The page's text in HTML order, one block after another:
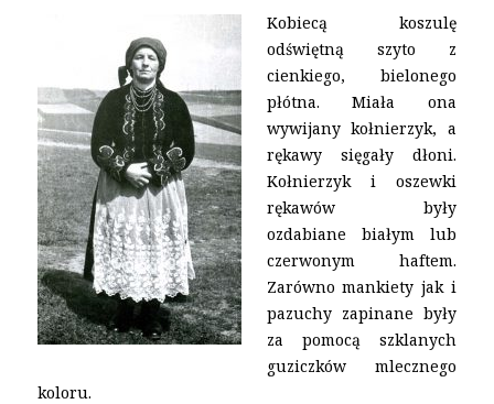
Kobiecą koszulę
odświętną szyto z
cienkiego, bielonego
płótna. Miała ona
wywijany kołnierzyk, a
rękawy sięgały dłoni.
Kołnierzyk i oszewki
rękawów były
ozdabiane białym lub
czerwonym haftem.
Zarówno mankiety jak i
pazuchy zapinane były
za pomocą szklanych
guziczków mlecznego
koloru.